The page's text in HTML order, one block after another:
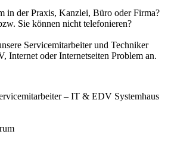
in der Praxis, Kanzlei, Büro oder Firma?
Sie können nicht telefonieren?
Servicemitarbeiter und Techniker
Internet oder Internetseiten Problem an.
– IT & EDV Systemhaus